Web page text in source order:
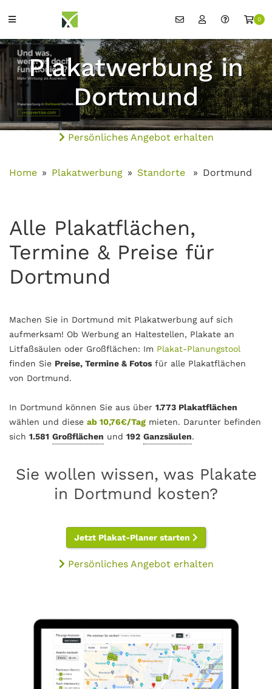
0
Plakatwerbung in
Dortmund
Persönliches Angebot erhalten
Home Plakatwerbung Standorte Dortmund
Alle Plakatflächen,
Termine & Preise für
Dortmund
Machen Sie in Dortmund mit Plakatwerbung auf sich
aufmerksam! Ob Werbung an Haltestellen, Plakate an
Litfaßsäulen oder Großflächen: Im Plakat-Planungstool
finden Sie Preise, Termine & Fotos für alle Plakatflächen
von Dortmund.
In Dortmund können Sie aus über 1.773 Plakatflächen
wählen und diese ab 10,76€/Tag mieten. Darunter befinden
sich 1.581 Großflächen und 192 Ganzsäulen.
Sie wollen wissen, was Plakate
in Dortmund kosten?
Jetzt Plakat-Planer starten
Persönliches Angebot erhalten